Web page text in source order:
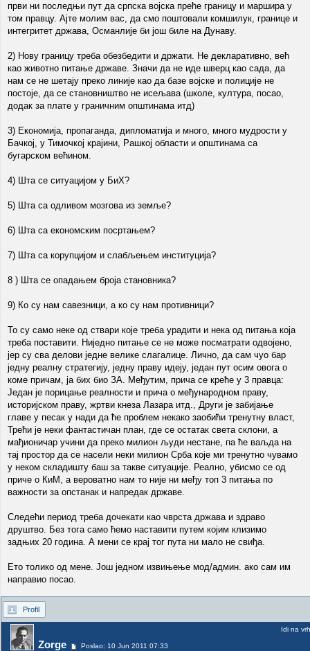
први ни последњи пут да српска војска преће границу и маршира у
том правцу. Ајте молим вас, да смо поштовали комшилук, границе и
интегритет држава, Османлије би још биле на Дунаву.
2) Нову границу треба обезбедити и држати. Не декларативно, већ
као животно питање државе. Значи да не иде шверц као сада, да
нам се не шетају преко линије као да базе војске и полиције не
постоје, да се становништво не исељава (школе, култура, посао,
додак за плате у граничним општинама итд)
3) Економија, пропаганда, дипломатија и много, много мудрости у
Бачкој, у Тимочкој крајини, Рашкој области и општинама са
бугарском већином.
4) Шта се ситуацијом у БиХ?
5) Шта са одливом мозгова из земље?
6) Шта са економским посртањем?
7) Шта са корупцијом и слабљењем институција?
8 ) Шта се опадањем броја становника?
9) Ко су нам савезници, а ко су нам противници?
То су само неке од ствари које треба урадити и нека од питања која
треба поставити. Ниједно питање се не може посматрати одвојено,
јер су сва делови једне велике слагалице. Лично, да сам чуо бар
једну реалну стратегију, једну праву идеју, један пут осим овога о
коме причам, ја бих био ЗА. Међутим, прича се креће у 3 правца:
Један је порицање реалности и прича о међународном праву,
историјском праву, жртви кнеза Лазара итд., Други је забијање
главе у песак у нади да ће проблем некако заобићи тренутну власт,
Трећи је неки фантастичан план, где се остатак света склони, а
мађионичар учини да преко милион људи нестане, па ће ваљда на
тај простор да се насели неки милион Срба које ми тренутно чувамо
у неком складишту баш за такве ситуације. Реално, убисмо се од
приче о КиМ, а вероватно нам то није ни међу топ 3 питања по
важности за опстанак и напредак државе.
Следећи период треба дочекати као чврста држава и здраво
друштво. Без тога само ћемо наставити путем којим клизимо
задњих 20 година. А мени се крај тог пута ни мало не свиђа.
Ето толико од мене. Још једном извињење мод/админ. ако сам им
направио посао.
Profil
Zorge Poslao: 10 Jun 2011 07:33
Idi na vrh